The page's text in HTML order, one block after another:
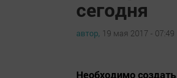
сегодня
автор, 19 мая 2017 - 07:49
Необходимо